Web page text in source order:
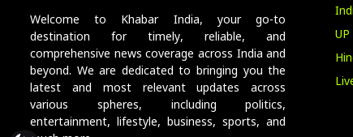
Welcome to Khabar India, your go-to
destination for timely, reliable, and
comprehensive news coverage across India and
beyond. We are dedicated to bringing you the
latest and most relevant updates across
various spheres, including politics,
entertainment, lifestyle, business, sports, and